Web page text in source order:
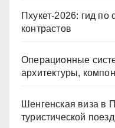
Пхукет-2026: гид по
контрастов
Операционные
архитектуры,
Шенгенская виза в
туристической